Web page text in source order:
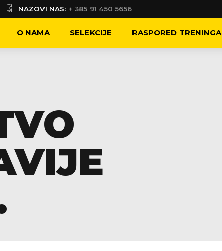
NAZOVI NAS: + 385 91 450 5656
O NAMA SELEKCIJE RASPORED TRENINGA